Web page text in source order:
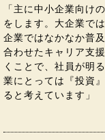
「主に中小企業向け
をします。大企業で
企業ではなかなか普
合わせたキャリア支
くことで、社員が明
業にとっては『投資
ると考えています」